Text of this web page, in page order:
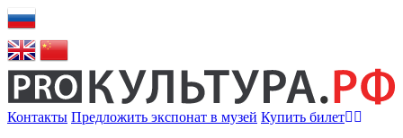
Контакты Предложить экспонат в музей Купить билет